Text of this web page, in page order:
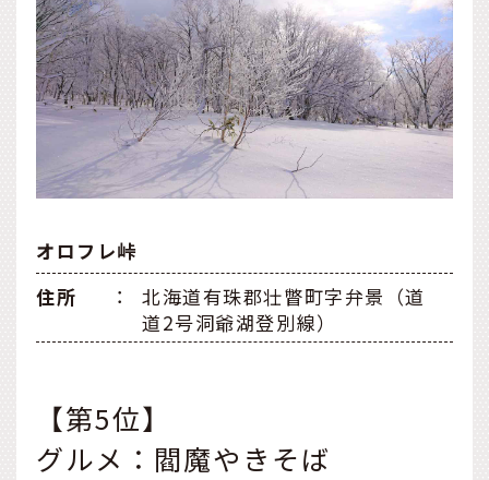
オロフレ峠
住所
：
北海道有珠郡壮瞥町字弁景（道
道2号洞爺湖登別線）
【第5位】
グルメ：閻魔やきそば